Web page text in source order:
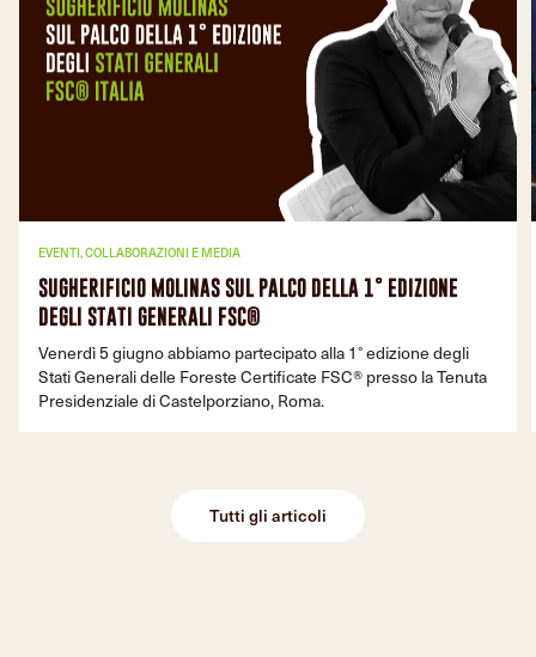
EVENTI, COLLABORAZIONI E MEDIA
SUGHERIFICIO MOLINAS SUL PALCO DELLA 1° EDIZIONE
DEGLI STATI GENERALI FSC®
Venerdì 5 giugno abbiamo partecipato alla 1° edizione degli
Stati Generali delle Foreste Certificate FSC® presso la Tenuta
Presidenziale di Castelporziano, Roma.
Tutti gli articoli